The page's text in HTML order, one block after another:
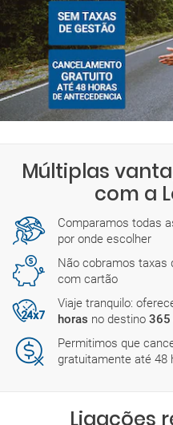
Múltiplas
com a
Comparamos todas
por onde escolher
Não cobramos taxas
com cartão
Viaje tranquilo:
horas no destino 365
Permitimos que
gratuitamente até 48
Ligações